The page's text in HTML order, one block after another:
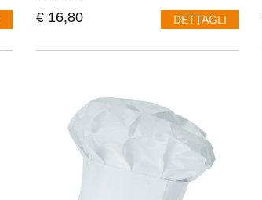
€ 16,80 DETTAGLI